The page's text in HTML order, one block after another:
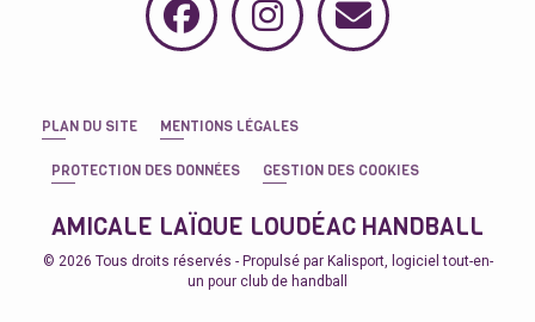
PLAN DU SITE MENTIONS LÉGALES
PROTECTION DES DONNÉES GESTION DES COOKIES
AMICALE LAÏQUE LOUDÉAC HANDBALL
© 2026 Tous droits réservés - Propulsé par Kalisport, logiciel tout-en-
un pour club de handball